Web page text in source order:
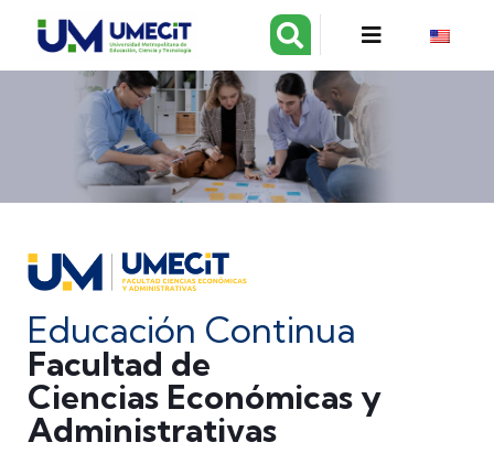
Educación Continua
Facultad de
Ciencias Económicas y
Administrativas